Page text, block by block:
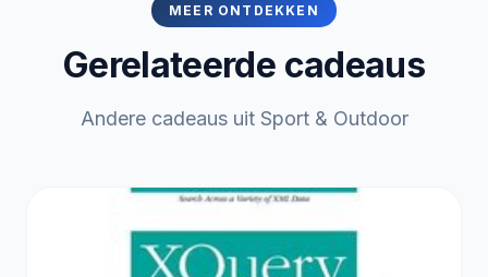
MEER ONTDEKKEN
Gerelateerde cadeaus
Andere cadeaus uit Sport & Outdoor